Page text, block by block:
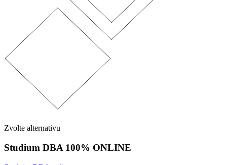
Zvolte alternativu
Studium DBA 100% ONLINE